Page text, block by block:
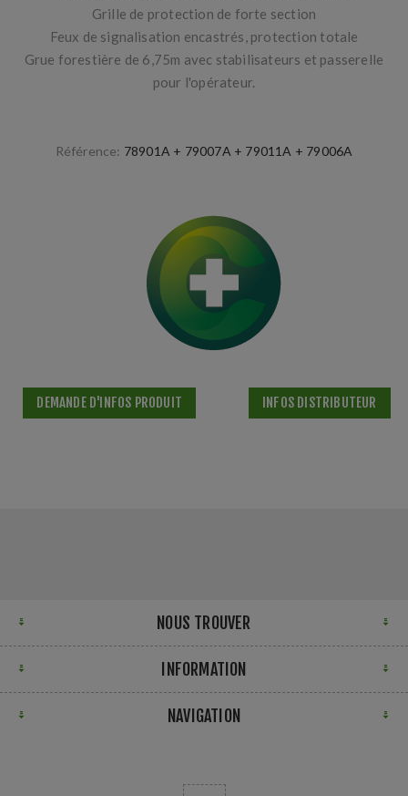
Grille de protection de forte section
Feux de signalisation encastrés, protection totale
Grue forestière de 6,75m avec stabilisateurs et passerelle
pour l'opérateur.
Référence: 78901A + 79007A + 79011A + 79006A
DEMANDE D'INFOS PRODUIT INFOS DISTRIBUTEUR
NOUS TROUVER
INFORMATION
NAVIGATION